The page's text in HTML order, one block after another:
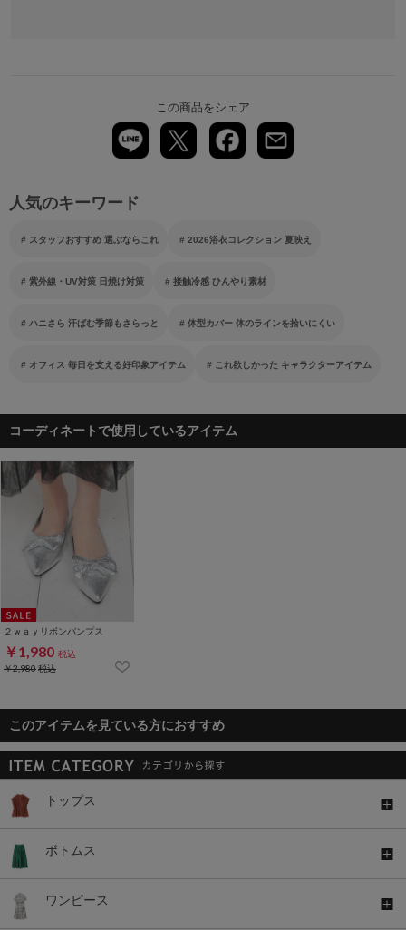
この商品をシェア
人気のキーワード
スタッフおすすめ 選ぶならこれ 2026浴衣コレクション 夏映え
紫外線・UV対策 日焼け対策 接触冷感 ひんやり素材
ハニさら 汗ばむ季節もさらっと 体型カバー 体のラインを拾いにくい
オフィス 毎日を支える好印象アイテム これ欲しかった キャラクターアイテム
コーディネートで使用しているアイテム
２ｗａｙリボンパンプス
￥1,980 税込
￥2,980税込
このアイテムを見ている方におすすめ
トップス
ボトムス
ワンピース